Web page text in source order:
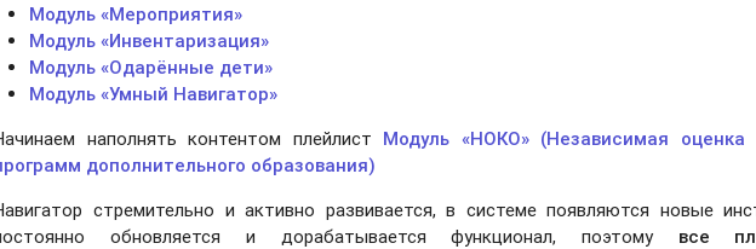
Модуль «Мероприятия»
Модуль «Инвентаризация»
Модуль «Одарённые дети»
Модуль «Умный Навигатор»
наполнять контентом плейлист Модуль «НОКО» (Независимая оценка
дополнительного образования)
стремительно и активно развивается, в системе появляются новые
обновляется и дорабатывается функционал, поэтому все